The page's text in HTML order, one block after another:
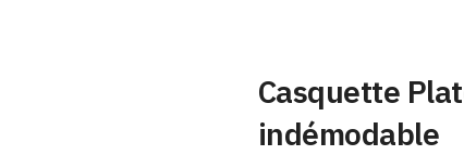
Casquette
indémodable